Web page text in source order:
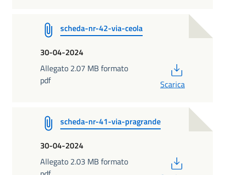
scheda-nr-42-via-ceola
30-04-2024
Allegato 2.07 MB formato
pdf
Scarica
scheda-nr-41-via-pragrande
30-04-2024
Allegato 2.03 MB formato